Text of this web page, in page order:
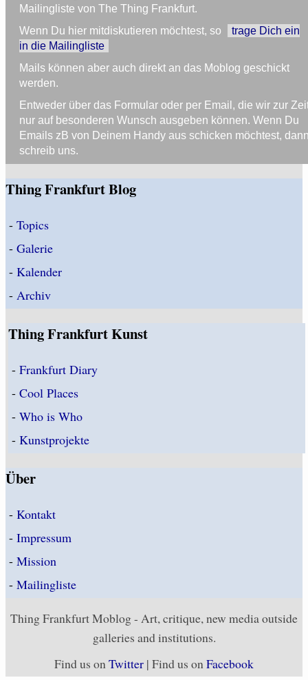
Mailingliste von The Thing Frankfurt.
Wenn Du hier mitdiskutieren möchtest, so
trage Dich ein
in die Mailingliste
Mails können aber auch direkt an das Moblog geschickt
werden.
Entweder über das Formular oder per Email, die wir zur
nur auf besonderen Wunsch ausgeben können. Wenn Du
Emails zB von Deinem Handy aus schicken möchtest,
schreib uns.
Thing Frankfurt Blog
- Topics
- Galerie
- Kalender
- Archiv
Thing Frankfurt Kunst
-Frankfurt Diary
-Cool Places
-Who is Who
-Kunstprojekte
Über
- Kontakt
- Impressum
- Mission
- Mailingliste
Thing Frankfurt Moblog - Art, critique, new media outside
galleries and institutions.
Find us onTwitter | Find us onFacebook